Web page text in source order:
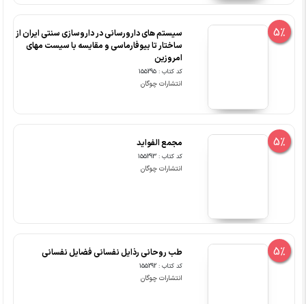
5%
سیستم های دارورسانی در داروسازی سنتی ایران از
ساختار تا بیوفارماسی و مقایسه با سیست مهای
امروزین
کد کتاب : 155295
انتشارات چوگان
5% مجمع الفواید
کد کتاب : 155293
انتشارات چوگان
5% طب روحانی رذایل نفسانی فضایل نفسانی
کد کتاب : 155292
انتشارات چوگان